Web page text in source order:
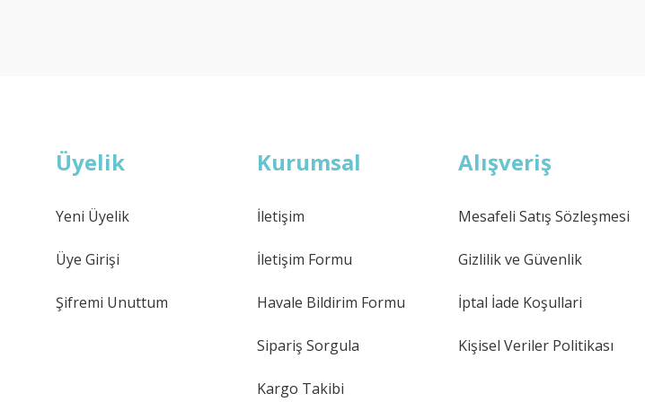
Üyelik
Yeni Üyelik
Üye Girişi
Şifremi Unuttum
Kurumsal
İletişim
İletişim Formu
Havale Bildirim Formu
Sipariş Sorgula
Kargo Takibi
Alışveriş
Mesafeli Satış Sözleşmesi
Gizlilik ve Güvenlik
İptal İade Koşullari
Kişisel Veriler Politikası